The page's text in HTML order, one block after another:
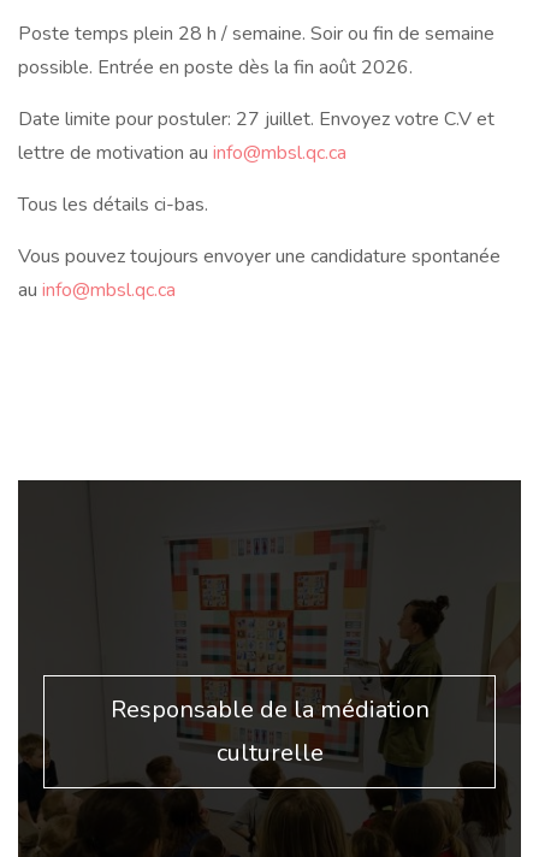
Poste temps plein 28 h / semaine. Soir ou fin de semaine
possible. Entrée en poste dès la fin août 2026.
Date limite pour postuler: 27 juillet. Envoyez votre C.V et
lettre de motivation au info@mbsl.qc.ca
Tous les détails ci-bas.
Vous pouvez toujours envoyer une candidature spontanée
au info@mbsl.qc.ca
Responsable de la médiation
culturelle